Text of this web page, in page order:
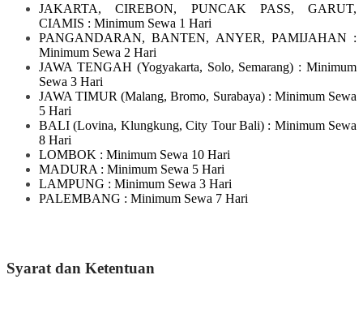
JAKARTA, CIREBON, PUNCAK PASS, GARUT,
CIAMIS : Minimum Sewa 1 Hari
PANGANDARAN, BANTEN, ANYER, PAMIJAHAN :
Minimum Sewa 2 Hari
JAWA TENGAH (Yogyakarta, Solo, Semarang) : Minimum
Sewa 3 Hari
JAWA TIMUR(Malang, Bromo, Surabaya) : Minimum Sewa
5 Hari
BALI (Lovina, Klungkung, City Tour Bali) : Minimum Sewa
8 Hari
LOMBOK : Minimum Sewa 10 Hari
MADURA : Minimum Sewa 5 Hari
LAMPUNG : Minimum Sewa 3 Hari
PALEMBANG : Minimum Sewa 7 Hari
Syarat dan Ketentuan